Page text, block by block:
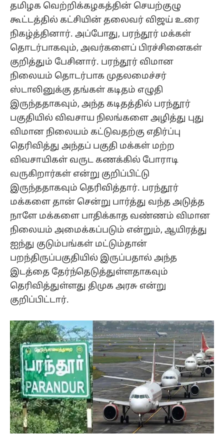
தமிழக வெற்றிக்கழகத்தின் செயற்குழு
கூட்டத்தில் கட்சியின் தலைவர் விஜய் உரை
நிகழ்த்தினார். அப்போது, பரந்தூர் மக்கள்
தொடர்பாகவும், அவர்களைப் பிரச்சினைகள்
குறித்தும் பேசினார். பரந்தூர் விமான
நிலையம் தொடர்பாக முதலமைச்சர்
ஸ்டாலினுக்கு தங்கள் கடிதம் எழுதி
இருந்ததாகவும், அந்த கடிதத்தில் பரந்தூர்
பகுதியில் விவசாய நிலங்களை அழித்து புது
விமான நிலையம் கட்டுவதற்கு எதிர்ப்பு
தெரிவித்து அந்தப் பகுதி மக்கள் மற்ற
விவசாயிகள் வருட கணக்கில் போராடி
வருகிறார்கள் என்று குறிப்பிட்டு
இருந்ததாகவும் தெரிவித்தார். பரந்தூர்
மக்களை தான் சென்று பார்த்து வந்த அடுத்த
நாளே மக்களை பாதிக்காத வண்ணம் விமான
நிலையம் அமைக்கப்படும் என்றும், ஆயிரத்து
ஐந்து குடும்பங்கள் மட்டும்தான்
பறந்திருப்பகுதியில் இருப்பதால் அந்த
இடத்தை தேர்ந்தெடுத்துள்ளதாகவும்
தெரிவித்துள்ளது திமுக அரசு என்று
குறிப்பிட்டார்.